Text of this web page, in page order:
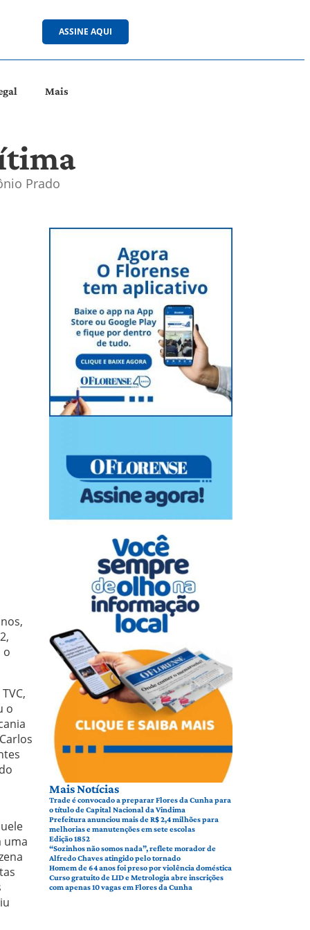
ASSINE AQUI
Mais
Prado
o
o
uma
Mais Notícias
Trade é convocado a preparar Flores da Cunha para
o título de Capital Nacional da Vindima
Prefeitura anunciou mais de R$ 2,4 milhões para
melhorias e manutenções em sete escolas
Edição 1852
“Sozinhos não somos nada”, reflete morador de
Alfredo Chaves atingido pelo tornado
Homem de 64 anos foi preso por violência doméstica
Curso gratuito de LID e Metrologia abre inscrições
com apenas 10 vagas em Flores da Cunha